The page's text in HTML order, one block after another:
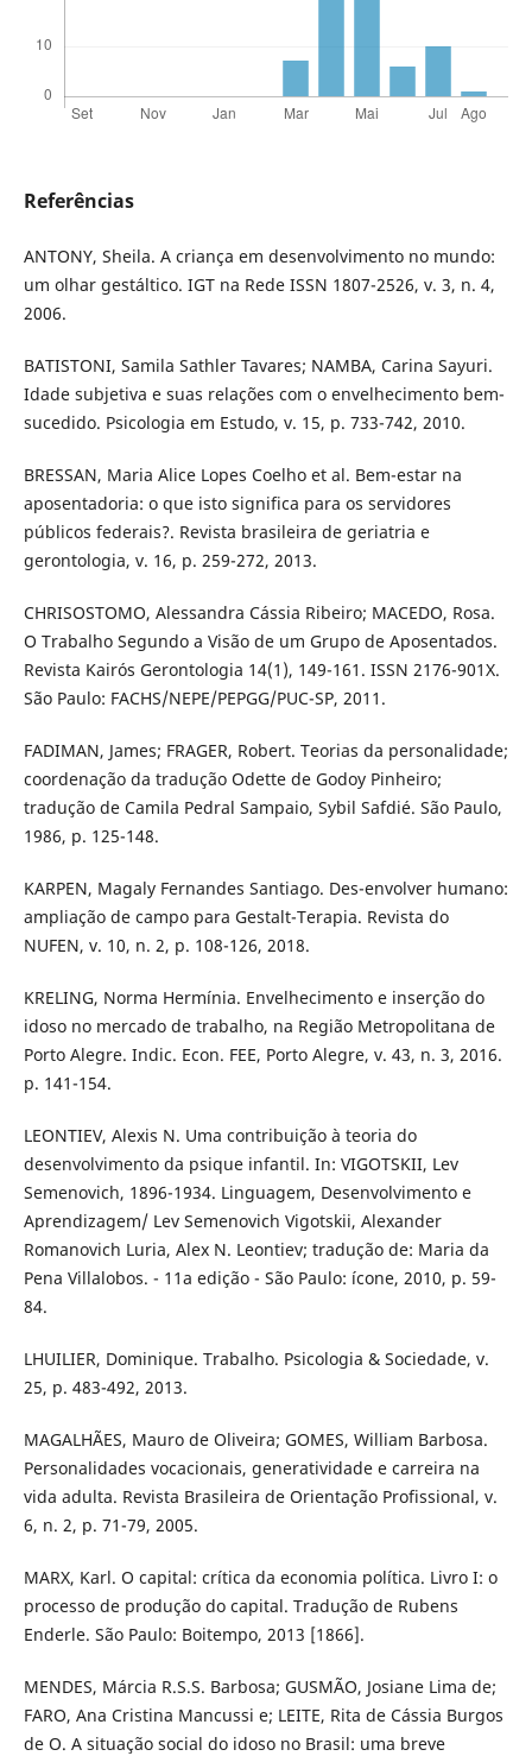
Referências
ANTONY, Sheila. A criança em desenvolvimento no mundo:
um olhar gestáltico. IGT na Rede ISSN 1807-2526, v. 3, n. 4,
2006.
BATISTONI, Samila Sathler Tavares; NAMBA, Carina Sayuri.
Idade subjetiva e suas relações com o envelhecimento bem-
sucedido. Psicologia em Estudo, v. 15, p. 733-742, 2010.
BRESSAN, Maria Alice Lopes Coelho et al. Bem-estar na
aposentadoria: o que isto significa para os servidores
públicos federais?. Revista brasileira de geriatria e
gerontologia, v. 16, p. 259-272, 2013.
CHRISOSTOMO, Alessandra Cássia Ribeiro; MACEDO, Rosa.
O Trabalho Segundo a Visão de um Grupo de Aposentados.
Revista Kairós Gerontologia 14(1), 149-161. ISSN 2176-901X.
São Paulo: FACHS/NEPE/PEPGG/PUC-SP, 2011.
FADIMAN, James; FRAGER, Robert. Teorias da personalidade;
coordenação da tradução Odette de Godoy Pinheiro;
tradução de Camila Pedral Sampaio, Sybil Safdié. São Paulo,
1986, p. 125-148.
KARPEN, Magaly Fernandes Santiago. Des-envolver humano:
ampliação de campo para Gestalt-Terapia. Revista do
NUFEN, v. 10, n. 2, p. 108-126, 2018.
KRELING, Norma Hermínia. Envelhecimento e inserção do
idoso no mercado de trabalho, na Região Metropolitana de
Porto Alegre. Indic. Econ. FEE, Porto Alegre, v. 43, n. 3, 2016.
p. 141-154.
LEONTIEV, Alexis N. Uma contribuição à teoria do
desenvolvimento da psique infantil. In: VIGOTSKII, Lev
Semenovich, 1896-1934. Linguagem, Desenvolvimento e
Aprendizagem/ Lev Semenovich Vigotskii, Alexander
Romanovich Luria, Alex N. Leontiev; tradução de: Maria da
Pena Villalobos. - 11a edição - São Paulo: ícone, 2010, p. 59-
84.
LHUILIER, Dominique. Trabalho. Psicologia & Sociedade, v.
25, p. 483-492, 2013.
MAGALHÃES, Mauro de Oliveira; GOMES, William Barbosa.
Personalidades vocacionais, generatividade e carreira na
vida adulta. Revista Brasileira de Orientação Profissional, v.
6, n. 2, p. 71-79, 2005.
MARX, Karl. O capital: crítica da economia política. Livro I: o
processo de produção do capital. Tradução de Rubens
Enderle. São Paulo: Boitempo, 2013 [1866].
MENDES, Márcia R.S.S. Barbosa; GUSMÃO, Josiane Lima de;
FARO, Ana Cristina Mancussi e; LEITE, Rita de Cássia Burgos
de O. A situação social do idoso no Brasil: uma breve